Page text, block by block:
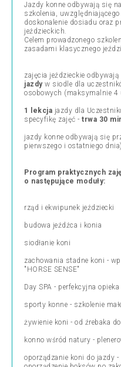
Jazdy konne odbywają się
szkolenia,
doskonalenie dosiadu oraz
jeździeckich.
Celem prowadzonego
zasadami klasycznego
zajęcia jeździeckie
jazdyw siodle dla
osobowych (maksymalnie
1 lekcja jazdy dla
specyfikę zajęć - trwa 30
jazdy konne odbywają się
pierwszego i ostatniego dnia)
Program praktycznych
o następujące moduły:
rząd i ekwipunek jeździecki
budowa jeźdźca i konia
siodłanie koni
zachowania stadne koni -
"HORSE SENSE"
Day SPA - perfekcyjna
sporty konne - szkolenie
żywienie koni - od źrebaka
konno wśród natury -
oporządzanie koni do jazdy